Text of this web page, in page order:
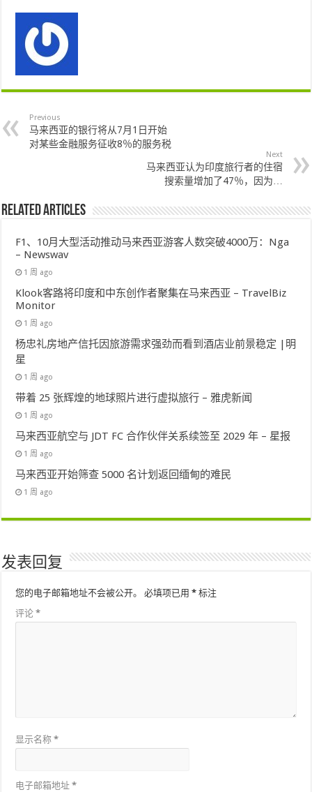
Previous
马来西亚的银行将从7月1日开始
对某些金融服务征收8％的服务税
Next
马来西亚认为印度旅行者的住宿
搜索量增加了47％，因为…
Related Articles
F1、10月大型活动推动马来西亚游客人数突破4000万：Nga
– Newswav
1 周 ago
Klook客路将印度和中东创作者聚集在马来西亚 – TravelBiz
Monitor
1 周 ago
杨忠礼房地产信托因旅游需求强劲而看到酒店业前景稳定 |明
星
1 周 ago
带着 25 张辉煌的地球照片进行虚拟旅行 – 雅虎新闻
1 周 ago
马来西亚航空与 JDT FC 合作伙伴关系续签至 2029 年 – 星报
1 周 ago
马来西亚开始筛查 5000 名计划返回缅甸的难民
1 周 ago
发表回复
您的电子邮箱地址不会被公开。 必填项已用* 标注
评论*
显示名称*
电子邮箱地址*